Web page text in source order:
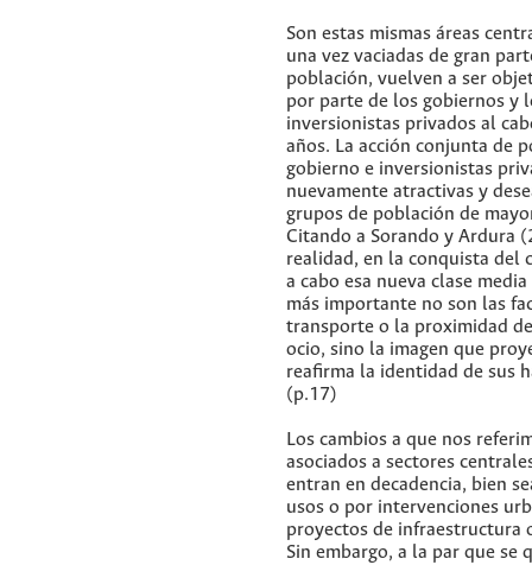
Son estas mismas áreas
una vez vaciadas de gran
población, vuelven a ser
por parte de los gobiernos y
inversionistas privados al
años. La acción conjunta de
gobierno e inversionistas
nuevamente atractivas y
grupos de población de
Citando a Sorando y Ardura
realidad, en la conquista del
a cabo esa nueva clase
más importante no son las
transporte o la proximidad
ocio, sino la imagen que
reafirma la identidad de sus
(p.17)
Los cambios a que nos
asociados a sectores
entran en decadencia, bien
usos o por intervenciones
proyectos de infraestructura
Sin embargo, a la par que se